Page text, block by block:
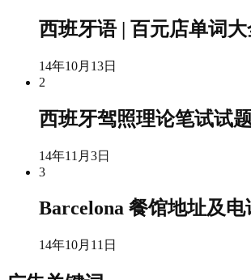
西班牙语 | 百元店单词
14年10月13日
2
西班牙驾照理论笔试试
14年11月3日
3
Barcelona 餐馆地址及电
14年10月11日